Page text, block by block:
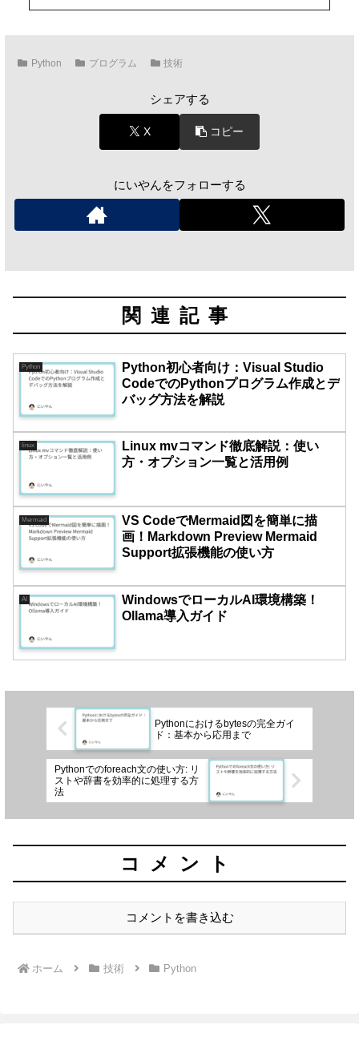
Python プログラム 技術
シェアする
X コピー
にいやんをフォローする
関連記事
Python
Python初心者向け：Visual Studio
CodeでのPythonプログラム作成とデ
バッグ方法を解説
linux
Linux mvコマンド徹底解説：使い
方・オプション一覧と活用例
Mermaid
VS CodeでMermaid図を簡単に描
画！Markdown Preview Mermaid
Support拡張機能の使い方
AI
WindowsでローカルAI環境構築！
Ollama導入ガイド
Pythonにおけるbytesの完全ガイ
ド：基本から応用まで
Pythonでのforeach文の使い方: リ
ストや辞書を効率的に処理する方
法
コメント
コメントを書き込む
ホーム 技術 Python